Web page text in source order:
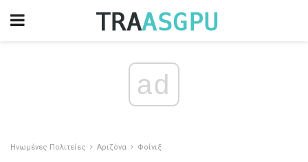
ad
Ηνωμένες Πολιτείες Αριζόνα Φοίνιξ